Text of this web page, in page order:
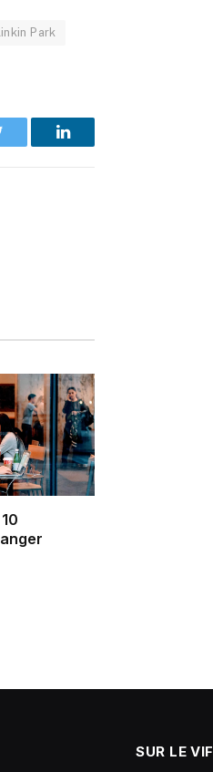
Park
LinkedIn
SUR LE VIF